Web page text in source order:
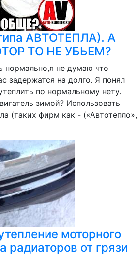
АВТОТЕПЛА). А
ТО НЕ УБЬЕМ?
не думаю что
задержатся на долго. Я понял
по нормальному нету.
зимой? Использовать
(таких фирм как - («Автотепло»,
моторного
радиаторов от грязи